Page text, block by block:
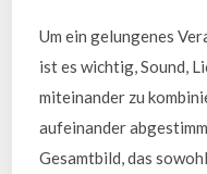
Um ein gelungenes
ist es wichtig, Sound,
miteinander zu
aufeinander
Gesamtbild, das